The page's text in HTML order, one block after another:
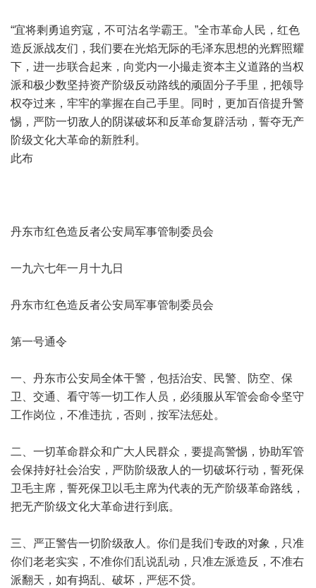
“宜将剩勇追穷寇，不可沽名学霸王。”全市革命人民，红色
造反派战友们，我们要在光焰无际的毛泽东思想的光辉照耀
下，进一步联合起来，向党内一小撮走资本主义道路的当权
派和极少数坚持资产阶级反动路线的顽固分子手里，把领导
权夺过来，牢牢的掌握在自己手里。同时，更加百倍提升警
惕，严防一切敌人的阴谋破坏和反革命复辟活动，誓夺无产
阶级文化大革命的新胜利。
此布
丹东市红色造反者公安局军事管制委员会
一九六七年一月十九日
丹东市红色造反者公安局军事管制委员会
第一号通令
一、丹东市公安局全体干警，包括治安、民警、防空、保
卫、交通、看守等一切工作人员，必须服从军管会命令坚守
工作岗位，不准违抗，否则，按军法惩处。
二、一切革命群众和广大人民群众，要提高警惕，协助军管
会保持好社会治安，严防阶级敌人的一切破坏行动，誓死保
卫毛主席，誓死保卫以毛主席为代表的无产阶级革命路线，
把无产阶级文化大革命进行到底。
三、严正警告一切阶级敌人。你们是我们专政的对象，只准
你们老老实实，不准你们乱说乱动，只准左派造反，不准右
派翻天，如有捣乱、破坏，严惩不贷。